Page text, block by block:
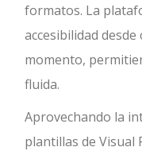
formatos. La
accesibilidad
momento,
fluida.
Aprovechando la
plantillas de Visual